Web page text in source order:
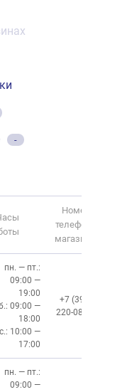
-
Номер
телефона
магазина
пн. — пт.:
09:00 —
19:00
09:00 —
18:00
10:00 —
17:00
+7 (391)
220-08-02
пн. — пт.:
09:00 —